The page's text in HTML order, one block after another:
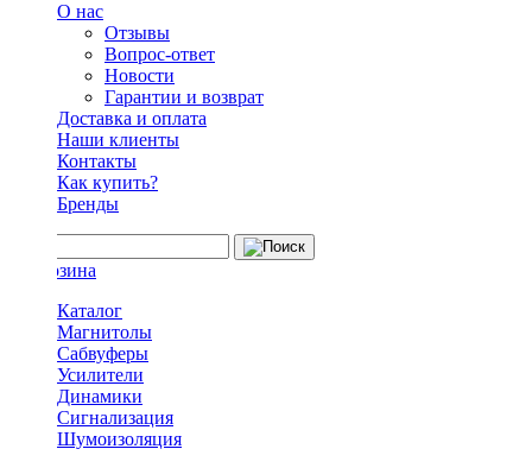
О нас
Отзывы
Вопрос-ответ
Новости
Гарантии и возврат
Доставка и оплата
Наши клиенты
Контакты
Как купить?
Бренды
Каталог
Магнитолы
Сабвуферы
Усилители
Динамики
Сигнализация
Шумоизоляция